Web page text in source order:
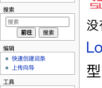
没
搜索
编辑
快速创建词条
上传向导
工具